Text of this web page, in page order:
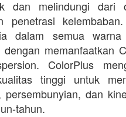
dan melindungi dari
penetrasi
dalam semua warna
memanfaatkan
ColorPlus
tinggi untuk
persembunyian, dan
tahun.